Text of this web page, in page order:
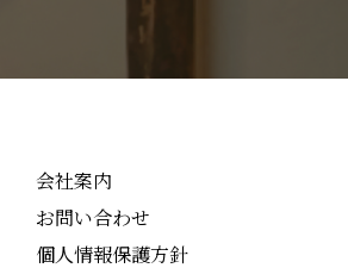
会社案内
お問い合わせ
個人情報保護方針